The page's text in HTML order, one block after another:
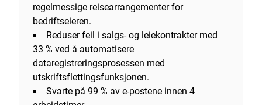
regelmessige reisearrangementer for
bedriftseieren.
Reduser feil i salgs- og leiekontrakter med
33 % ved å automatisere
dataregistreringsprosessen med
utskriftsflettingsfunksjonen.
Svarte på 99 % av e-postene innen 4